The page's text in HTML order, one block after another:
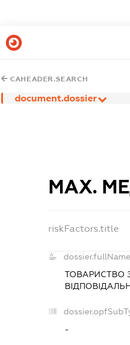
CAHEADER.SEARCH
document.dossier
МАХ.
riskFactors.title
ТОВАРИСТВО
-